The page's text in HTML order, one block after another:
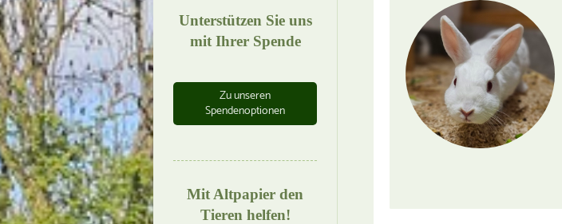
Unterstützen Sie uns
mit Ihrer Spende
Zu unseren
Spendenoptionen
Mit Altpapier den
Tieren helfen!